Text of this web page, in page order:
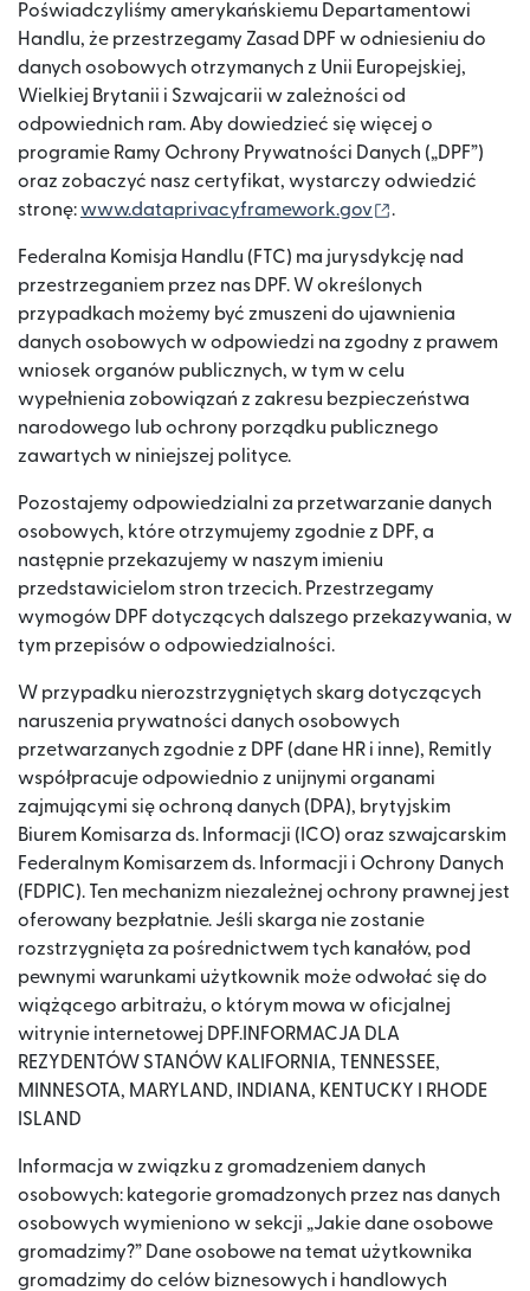
Poświadczyliśmy amerykańskiemu Departamentowi
Handlu, że przestrzegamy Zasad DPF w odniesieniu do
danych osobowych otrzymanych z Unii Europejskiej,
Wielkiej Brytanii i Szwajcarii w zależności od
odpowiednich ram. Aby dowiedzieć się więcej o
programie Ramy Ochrony Prywatności Danych („DPF”)
oraz zobaczyć nasz certyfikat, wystarczy odwiedzić
stronę:www.dataprivacyframework.gov .
Federalna Komisja Handlu (FTC) ma jurysdykcję nad
przestrzeganiem przez nas DPF. W określonych
przypadkach możemy być zmuszeni do ujawnienia
danych osobowych w odpowiedzi na zgodny z prawem
wniosek organów publicznych, w tym w celu
wypełnienia zobowiązań z zakresu bezpieczeństwa
narodowego lub ochrony porządku publicznego
zawartych w niniejszej polityce.
Pozostajemy odpowiedzialni za przetwarzanie danych
osobowych, które otrzymujemy zgodnie z DPF, a
następnie przekazujemy w naszym imieniu
przedstawicielom stron trzecich. Przestrzegamy
wymogów DPF dotyczących dalszego przekazywania, w
tym przepisów o odpowiedzialności.
W przypadku nierozstrzygniętych skarg dotyczących
naruszenia prywatności danych osobowych
przetwarzanych zgodnie z DPF (dane HR i inne), Remitly
współpracuje odpowiednio z unijnymi organami
zajmującymi się ochroną danych (DPA), brytyjskim
Biurem Komisarza ds. Informacji (ICO) oraz szwajcarskim
Federalnym Komisarzem ds. Informacji i Ochrony Danych
(FDPIC). Ten mechanizm niezależnej ochrony prawnej jest
oferowany bezpłatnie. Jeśli skarga nie zostanie
rozstrzygnięta za pośrednictwem tych kanałów, pod
pewnymi warunkami użytkownik może odwołać się do
wiążącego arbitrażu, o którym mowa w oficjalnej
witrynie internetowej DPF.INFORMACJA DLA
REZYDENTÓW STANÓW KALIFORNIA, TENNESSEE,
MINNESOTA, MARYLAND, INDIANA, KENTUCKY I RHODE
ISLAND
Informacja w związku z gromadzeniem danych
osobowych: kategorie gromadzonych przez nas danych
osobowych wymieniono w sekcji „Jakie dane osobowe
gromadzimy?” Dane osobowe na temat użytkownika
gromadzimy do celów biznesowych i handlowych